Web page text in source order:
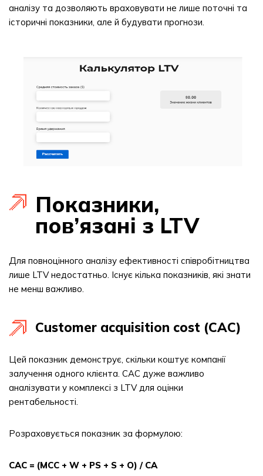
аналізу та дозволяють враховувати не лише поточні та
історичні показники, але й будувати прогнози.
Показники,
пов’язані з LTV
Для повноцінного аналізу ефективності співробітництва
лише LTV недостатньо. Існує кілька показників, які знати
не менш важливо.
Customer acquisition cost (CAC)
Цей показник демонструє, скільки коштує компанії
залучення одного клієнта. CAC дуже важливо
аналізувати у комплексі з LTV для оцінки
рентабельності.
Розраховується показник за формулою:
CAC = (MCC + W + PS + S + O) / CA